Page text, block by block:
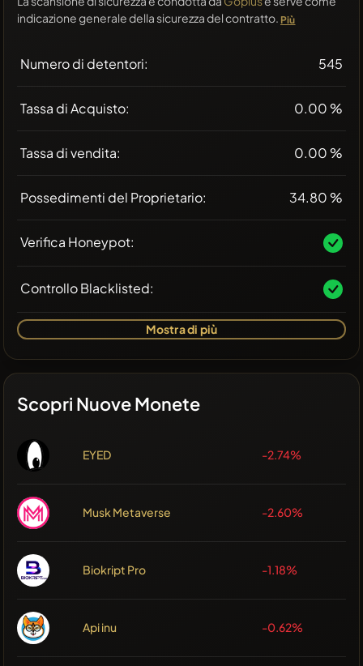
indicazione generale della sicurezza del contratto. Più
Numero di detentori: 545
Tassa di Acquisto: 0.00 %
Tassa di vendita: 0.00 %
Possedimenti del Proprietario: 34.80 %
Verifica Honeypot:
Controllo Blacklisted:
Mostra di più
Scopri Nuove Monete
EYED -2.74%
Musk Metaverse -2.60%
Biokript Pro -1.18%
Api inu -0.62%